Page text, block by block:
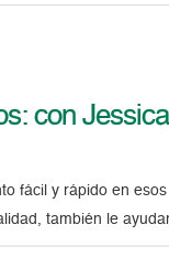
con
fácil y rápido en
también le